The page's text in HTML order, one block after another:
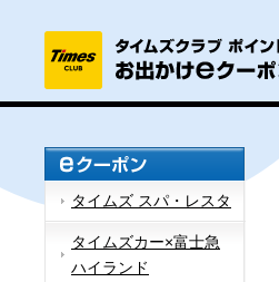
タイムズ スパ・レスタ
タイムズカー×富士急
ハイランド